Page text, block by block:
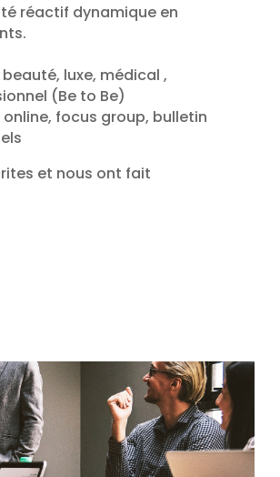
réactif dynamique en
luxe, médical ,
(Be to Be)
focus group, bulletin
et nous ont fait